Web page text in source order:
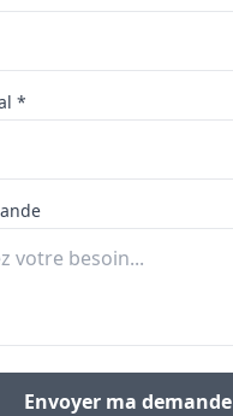
*
Envoyer ma demande